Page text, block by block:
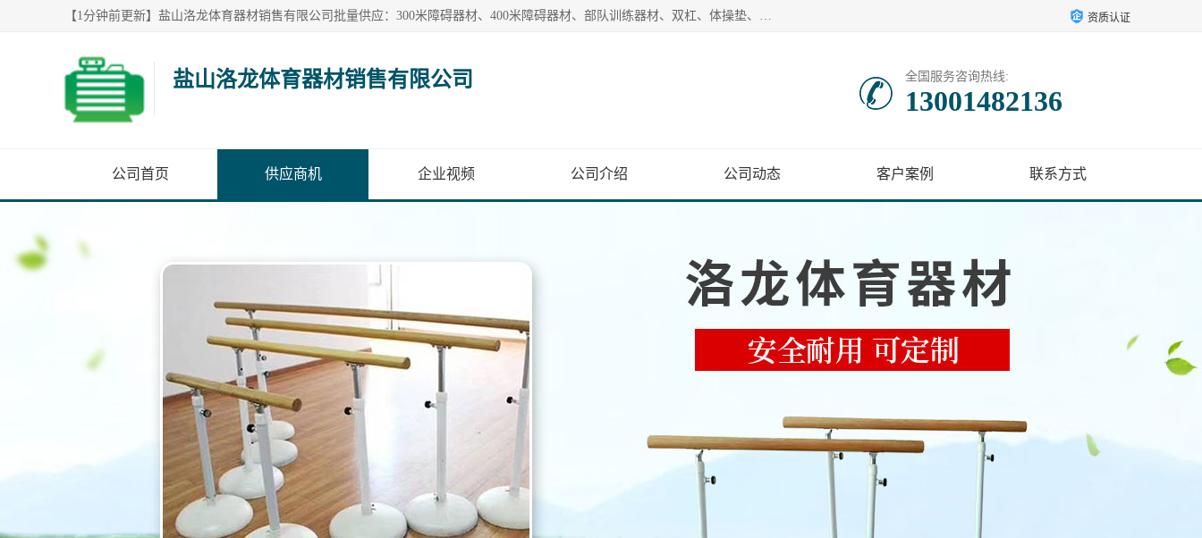
【1分钟前更新】盐山洛龙体育器材销售有限公司批量供应：300米障碍器材、400米障碍器材、部队训练器材、双杠、体操垫、舞蹈把杆等产品。盐山洛龙体育器材销售有限公司经过多年的发展，集研发，生产，销售，售后服务为一体. 奉行“质量，信誉，服务”的宗旨，以开拓创新的精神和真诚守信的态度积极进取。 资质认证
盐山洛龙体育器材销售有限公司 全国服务咨询热线:
13001482136
公司首页 供应商机 企业视频 公司介绍 公司动态 客户案例 联系方式